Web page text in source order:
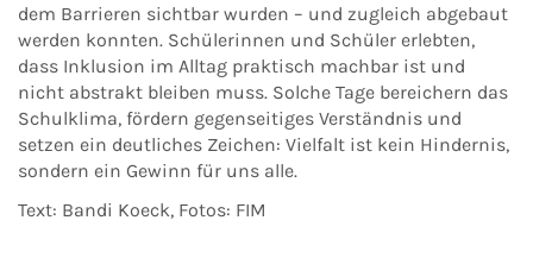
dem Barrieren sichtbar wurden – und zugleich abgebaut
werden konnten. Schülerinnen und Schüler erlebten,
dass Inklusion im Alltag praktisch machbar ist und
nicht abstrakt bleiben muss. Solche Tage bereichern das
Schulklima, fördern gegenseitiges Verständnis und
setzen ein deutliches Zeichen: Vielfalt ist kein Hindernis,
sondern ein Gewinn für uns alle.
Text: Bandi Koeck, Fotos: FIM